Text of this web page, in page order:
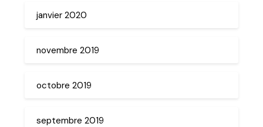
janvier 2020
novembre 2019
octobre 2019
septembre 2019